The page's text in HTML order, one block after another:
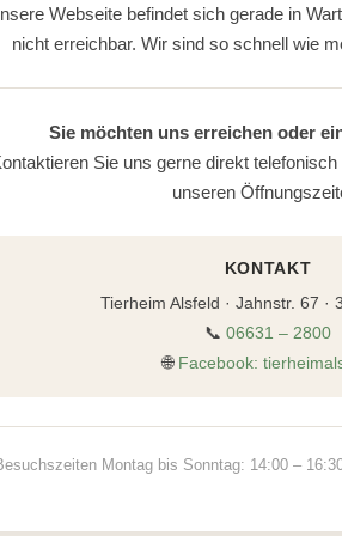
Webseite befindet sich gerade in
nicht erreichbar. Wir sind so schnell wie
Sie möchten uns erreichen oder
Sie uns gerne direkt
unseren
KONTAKT
Tierheim Alsfeld · Jahnstr. 67 ·
📞 06631 – 2800
🌐 Facebook:
Montag bis Sonntag: 14:00 –